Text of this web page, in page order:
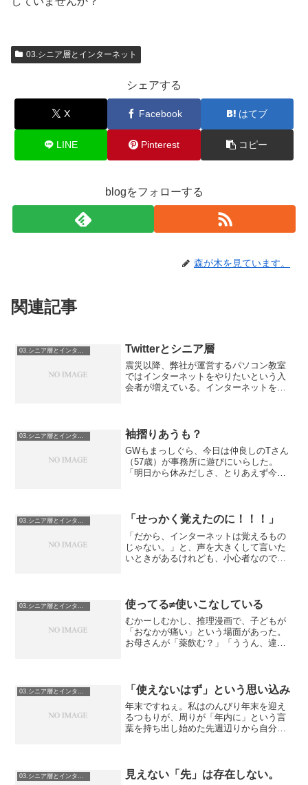
03.シニア層とインターネット
シェアする
X Facebook はてブ
LINE Pinterest コピー
blogをフォローする
森が木を見ています。
関連記事
Twitterとシニア層
震災以降、弊社が運営するパソコン教室
ではインターネットをやりたいという入
会者が増えている。インターネットをや
聞いたから、それの...
袖摺りあうも？
GWもまっしぐら、今日は仲良しのTさん
（57歳）が事務所に遊びにいらした。
「明日から休みだしさ、とりあえず今日
よ」当社はあらゆるお兄様...
03.シニア層とインターネット 「せっかく覚えたのに！！！」
「だから、インターネットは覚えるもの
じゃない。」と、声を大きくして言いた
いときがあるけれども、小心者なので言
ンターネットを「覚え」ます...
03.シニア層とインターネット 使ってる≠使いこなしている
むかーしむかし、推理漫画で、子どもが
「おなかが痛い」という場面があった。
お母さんが「薬飲む？」「ううん、違う
部分が痛いのか、内臓部分...
「使えないはず」という思い込み
年末ですねぇ。私はのんびり年末を迎え
るつもりが、周りが「年内に」という言
葉を持ち出し始めた先週辺りから自分の
いである。「Sさんー...
03.シニア層とインターネット 見えない「先」は存在しない。